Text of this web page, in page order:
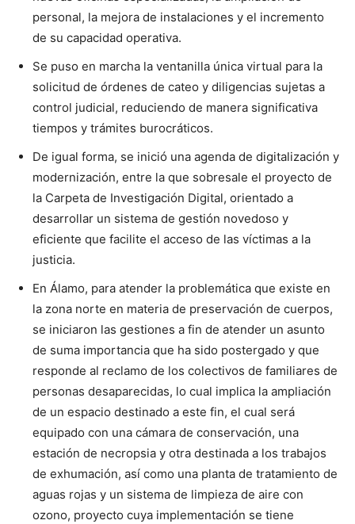
personal, la mejora de instalaciones y el incremento
de su capacidad operativa.
Se puso en marcha la ventanilla única virtual para la
solicitud de órdenes de cateo y diligencias sujetas a
control judicial, reduciendo de manera significativa
tiempos y trámites burocráticos.
De igual forma, se inició una agenda de digitalización y
modernización, entre la que sobresale el proyecto de
la Carpeta de Investigación Digital, orientado a
desarrollar un sistema de gestión novedoso y
eficiente que facilite el acceso de las víctimas a la
justicia.
En Álamo, para atender la problemática que existe en
la zona norte en materia de preservación de cuerpos,
se iniciaron las gestiones a fin de atender un asunto
de suma importancia que ha sido postergado y que
responde al reclamo de los colectivos de familiares de
personas desaparecidas, lo cual implica la ampliación
de un espacio destinado a este fin, el cual será
equipado con una cámara de conservación, una
estación de necropsia y otra destinada a los trabajos
de exhumación, así como una planta de tratamiento de
aguas rojas y un sistema de limpieza de aire con
ozono, proyecto cuya implementación se tiene